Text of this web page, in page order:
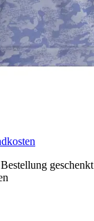
geschenkt